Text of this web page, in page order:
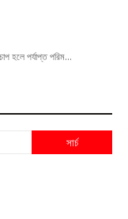
হলে পর্যাপ্ত পরিম…